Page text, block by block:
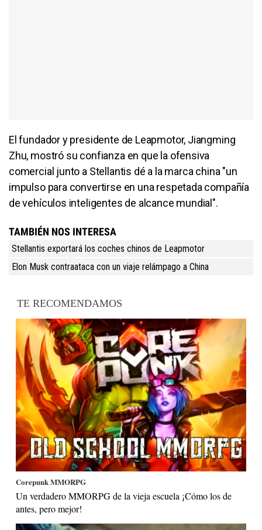
El fundador y presidente de Leapmotor, Jiangming
Zhu, mostró su confianza en que la ofensiva
comercial junto a Stellantis dé a la marca china "un
impulso para convertirse en una respetada compañía
de vehículos inteligentes de alcance mundial".
TAMBIÉN NOS INTERESA
Stellantis exportará los coches chinos de Leapmotor
Elon Musk contraataca con un viaje relámpago a China
TE RECOMENDAMOS
Corepunk MMORPG
Un verdadero MMORPG de la vieja escuela ¡Cómo los de
antes, pero mejor!